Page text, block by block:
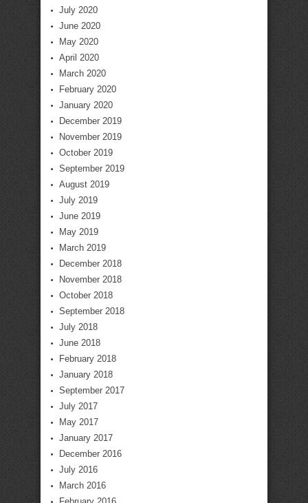
July 2020
June 2020
May 2020
April 2020
March 2020
February 2020
January 2020
December 2019
November 2019
October 2019
September 2019
August 2019
July 2019
June 2019
May 2019
March 2019
December 2018
November 2018
October 2018
September 2018
July 2018
June 2018
February 2018
January 2018
September 2017
July 2017
May 2017
January 2017
December 2016
July 2016
March 2016